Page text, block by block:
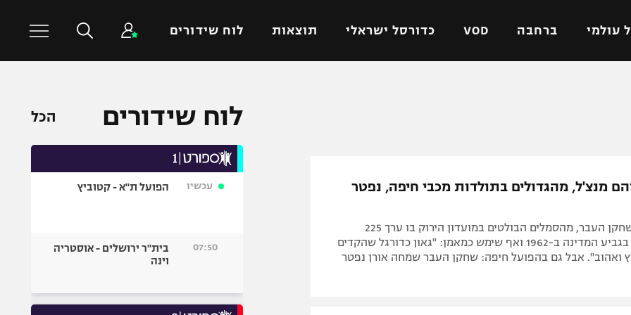
עולמי ברחבה VOD כדורסל ישראלי תוצאות לוח שידורים
ישראל
ליגה איטלקית
ליגה צרפתית
מכבי תל אביב
הפועל ירושלים
דני אבדיה
כדורסל עולמי
כדורעף
ספורט אולימפי
היאבקות WWE
מנצ'ל, מהגדולים בתולדות מכבי חיפה, נפטר
הלך לעולמו שחקן העבר, מהסמלים הבולטים במועדון הירוק בו ערך 225
הופעות, זכה בגביע המדינה ב-1962 ואף שימש כמאמן: "גאון כדורגל שהקדים
ואהוב". אבל גם בהפועל חיפה: שחקן העבר שמחה אורן נפטר
לוח שידורים הכל
עכשיו הפועל ת"א - קטוביץ
07:50
בית"ר ירושלים - אוסטריה
וינה